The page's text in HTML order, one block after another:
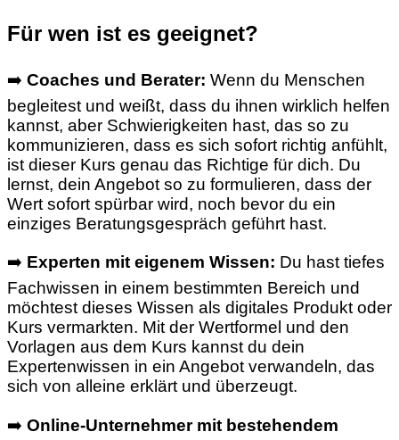
Für wen ist es geeignet?
➡️ Coaches und Berater: Wenn du Menschen
begleitest und weißt, dass du ihnen wirklich helfen
kannst, aber Schwierigkeiten hast, das so zu
kommunizieren, dass es sich sofort richtig anfühlt,
ist dieser Kurs genau das Richtige für dich. Du
lernst, dein Angebot so zu formulieren, dass der
Wert sofort spürbar wird, noch bevor du ein
einziges Beratungsgespräch geführt hast.
➡️ Experten mit eigenem Wissen: Du hast tiefes
Fachwissen in einem bestimmten Bereich und
möchtest dieses Wissen als digitales Produkt oder
Kurs vermarkten. Mit der Wertformel und den
Vorlagen aus dem Kurs kannst du dein
Expertenwissen in ein Angebot verwandeln, das
sich von alleine erklärt und überzeugt.
➡️ Online-Unternehmer mit bestehendem